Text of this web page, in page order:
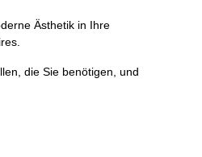
Ästhetik in Ihre
die Sie benötigen, und